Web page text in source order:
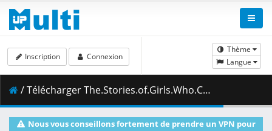
Thème
Langue
Inscription Connexion
/ Télécharger The.Stories.of.Girls.Who.Couldnt.Be.Magicians.S01E03.Im.joining.the.MRC_.1080p.CR.WEB-DL.JPN.AAC2.0.H.264.MSubs-ToonsHub.mkv.002 ( 459.29 MB )
Nous vous conseillons fortement de prendre un VPN pour